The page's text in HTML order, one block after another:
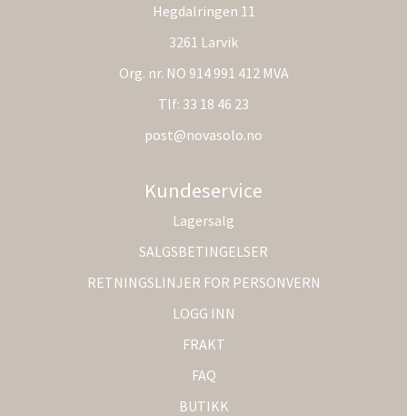
Hegdalringen 11
3261 Larvik
Org. nr. NO 914 991 412 MVA
Tlf: 33 18 46 23
post@novasolo.no
Kundeservice
Lagersalg
SALGSBETINGELSER
RETNINGSLINJER FOR PERSONVERN
LOGG INN
FRAKT
FAQ
BUTIKK